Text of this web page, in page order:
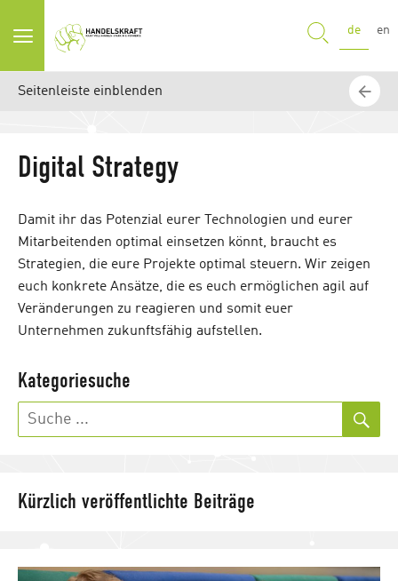
SUCHEde en
Digital Strategy
Damit ihr das Potenzial eurer Technologien und eurer
Mitarbeitenden optimal einsetzen könnt, braucht es
Strategien, die eure Projekte optimal steuern. Wir zeigen
euch konkrete Ansätze, die es euch ermöglichen agil auf
Veränderungen zu reagieren und somit euer
Unternehmen zukunftsfähig aufstellen.
Kategoriesuche
Kürzlich veröffentlichte Beiträge
Seitenleiste einblenden